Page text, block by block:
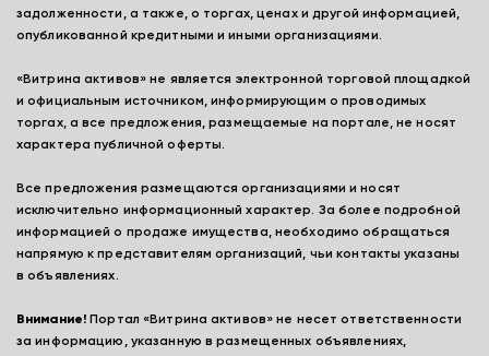
задолженности, а также, о торгах, ценах и другой информацией,
опубликованной кредитными и иными организациями.
«Витрина активов» не является электронной торговой площадкой
и официальным источником, информирующим о проводимых
торгах, а все предложения, размещаемые на портале, не носят
характера публичной оферты.
Все предложения размещаются организациями и носят
исключительно информационный характер. За более подробной
информацией о продаже имущества, необходимо обращаться
напрямую к представителям организаций, чьи контакты указаны
в объявлениях.
Внимание! Портал «Витрина активов» не несет ответственности
за информацию, указанную в размещенных объявлениях,